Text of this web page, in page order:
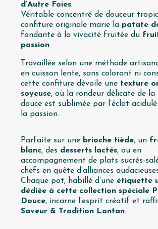
d’Autre Foies.
Véritable concentré de douceur
confiture originale marie la patate
fondante à la vivacité fruitée du
passion.
Travaillée selon une méthode
en cuisson lente, sans colorant ni
cette confiture dévoile une texture
soyeuse, où la rondeur délicate de
douce est sublimée par l’éclat
la passion.
Parfaite sur une brioche tiède, un
blanc, des desserts lactés, ou en
accompagnement de plats sucrés-
chefs en quête d’alliances
Chaque pot, habillé d’une étiquette
dédiée à cette collection spéciale
Douce, incarne l’esprit créatif et
Saveur & Tradition Lontan.